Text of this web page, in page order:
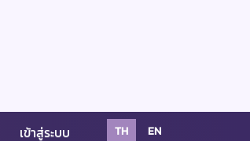
เข้าสู่ระบบ TH EN